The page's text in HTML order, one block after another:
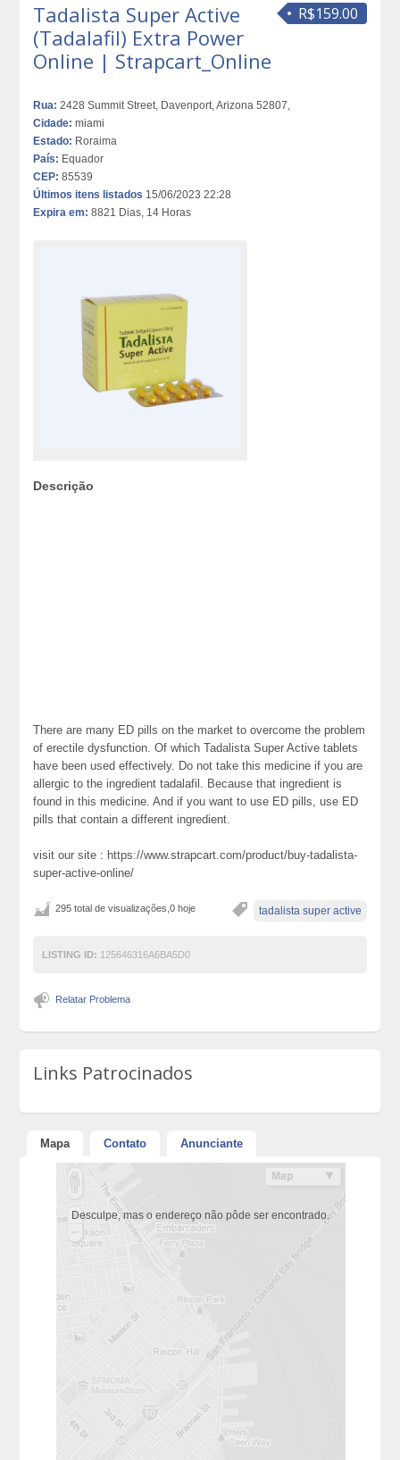
R$159.00
Tadalista Super Active
(Tadalafil) Extra Power
Online | Strapcart_Online
Rua: 2428 Summit Street, Davenport, Arizona 52807,
Cidade: miami
Estado: Roraima
País: Equador
CEP: 85539
Últimos itens listados 15/06/2023 22:28
Expira em: 8821 Dias, 14 Horas
Descrição
There are many ED pills on the market to overcome the problem
of erectile dysfunction. Of which Tadalista Super Active tablets
have been used effectively. Do not take this medicine if you are
allergic to the ingredient tadalafil. Because that ingredient is
found in this medicine. And if you want to use ED pills, use ED
pills that contain a different ingredient.
visit our site : https://www.strapcart.com/product/buy-tadalista-
super-active-online/
tadalista super active
295 total de visualizações,0 hoje
LISTING ID: 125646316A6BA5D0
Relatar Problema
Links Patrocinados
Mapa Contato Anunciante
Desculpe, mas o endereço não pôde ser encontrado.